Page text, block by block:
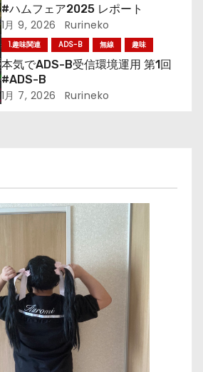
#ハムフェア2025 レポート
1月 9, 2026 Rurineko
1.趣味関連 ADS-B 無線 趣味
本気でADS-B受信環境運用 第1回
#ADS-B
1月 7, 2026 Rurineko